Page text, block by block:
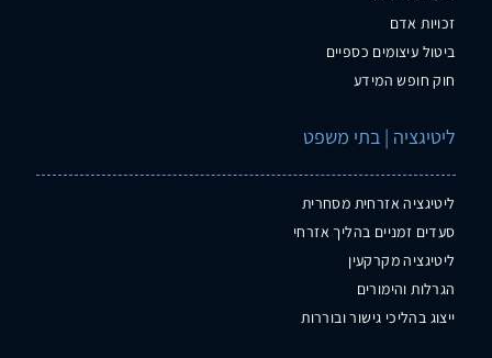
זכויות אדם
ביטול עיצומים כספיים
חוק חופש המידע
ליטיגציה | בתי משפט
ליטיגציה אזרחית מסחרית
סעדים זמניים בהליך אזרחי
ליטיגציה מקרקעין
הגרלות והימורים
ייצוג בהליכי גישור ובוררות